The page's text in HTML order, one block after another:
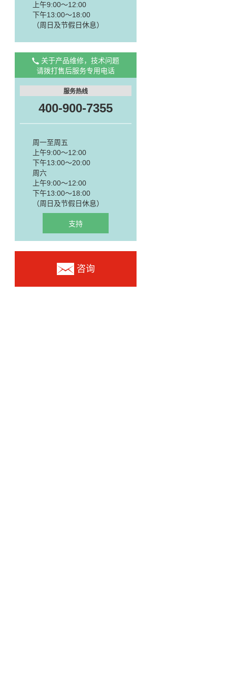
上午9:00～12:00
下午13:00～18:00
（周日及节假日休息）
关于产品维修，技术问题
请拨打售后服务专用电话
服务热线
400-900-7355
周一至周五
上午9:00～12:00
下午13:00～20:00
周六
上午9:00～12:00
下午13:00～18:00
（周日及节假日休息）
支持
咨询